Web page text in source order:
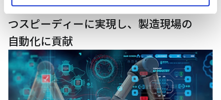
高性能協働ロボットの導入を低価格か
つスピーディーに実現し、製造現場の
自動化に貢献